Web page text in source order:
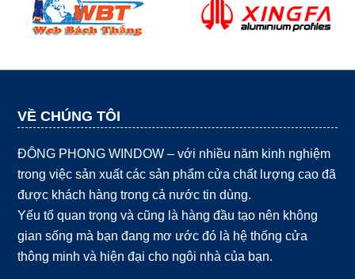
VỀ CHÚNG TÔI
ĐÔNG PHONG WINDOW – với nhiều năm kinh nghiệm
trong việc sản xuất các sản phẩm cửa chất lượng cao đã
được khách hàng trong cả nước tin dùng.
Yếu tố quan trọng và cũng là hàng đầu tạo nên không
gian sống mà bạn đang mơ ước đó là hệ thống cửa
thông minh và hiện đại cho ngôi nhà của bạn.